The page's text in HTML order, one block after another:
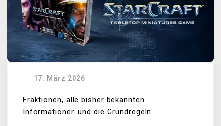
17. März 2026
Fraktionen, alle bisher bekannten
Informationen und die Grundregeln.